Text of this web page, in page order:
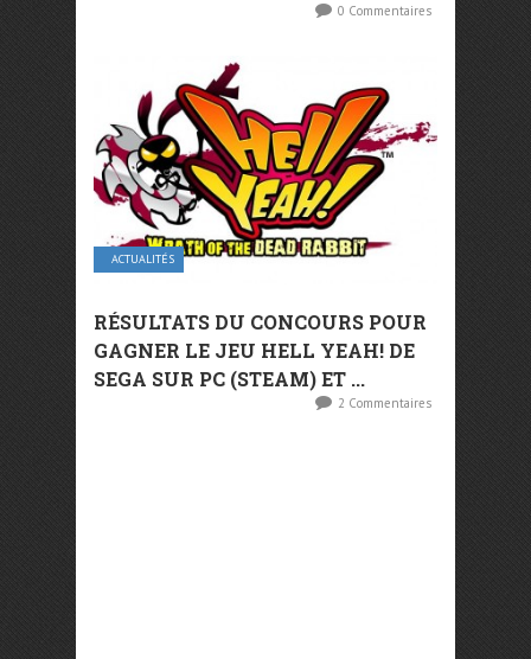
0 Commentaires
ACTUALITÉS
RÉSULTATS DU CONCOURS POUR
GAGNER LE JEU HELL YEAH! DE
SEGA SUR PC (STEAM) ET ...
2 Commentaires